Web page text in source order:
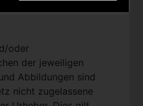
oder
der jeweiligen
Abbildungen sind
nicht zugelassene